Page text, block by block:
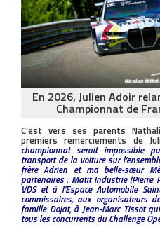
En 2026, Julien Adoir
Championnat de
C’est vers ses parents
premiers remerciements de
championnat serait impossible
transport de la voiture sur
frère Adrien et ma belle-sœur
partenaires : Matit Industrie (Pierre
VDS et à l’Espace Automobile
commissaires, aux organisateurs
famille Dojat, à Jean-Marc Tissot
tous les concurrents du Challenge